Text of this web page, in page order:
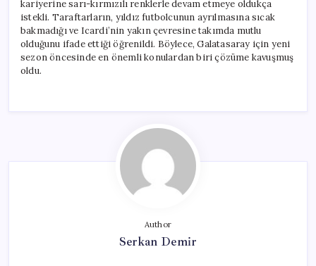
kariyerine sarı-kırmızılı renklerle devam etmeye oldukça
istekli. Taraftarların, yıldız futbolcunun ayrılmasına sıcak
bakmadığı ve Icardi’nin yakın çevresine takımda mutlu
olduğunu ifade ettiği öğrenildi. Böylece, Galatasaray için yeni
sezon öncesinde en önemli konulardan biri çözüme kavuşmuş
oldu.
Author
Serkan Demir